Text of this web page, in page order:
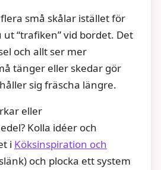
små skålar istället för
“trafiken” vid bordet. Det
och allt ser mer
tänger eller skedar gör
sig fräscha längre.
eller
Kolla idéer och
i Köksinspiration och
och plocka ett system